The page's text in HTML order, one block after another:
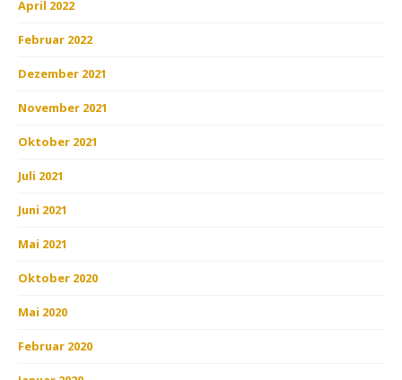
April 2022
Februar 2022
Dezember 2021
November 2021
Oktober 2021
Juli 2021
Juni 2021
Mai 2021
Oktober 2020
Mai 2020
Februar 2020